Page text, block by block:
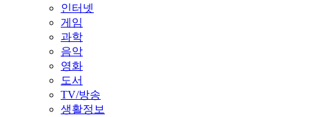
인터넷
게임
과학
음악
영화
도서
TV/방송
생활정보